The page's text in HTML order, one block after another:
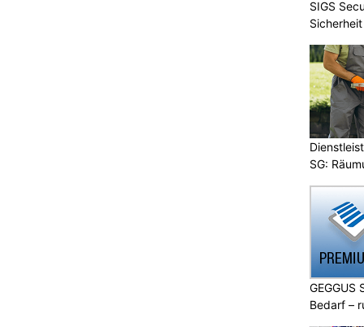
SIGS
SG:
GEGGUS
Bedarf –